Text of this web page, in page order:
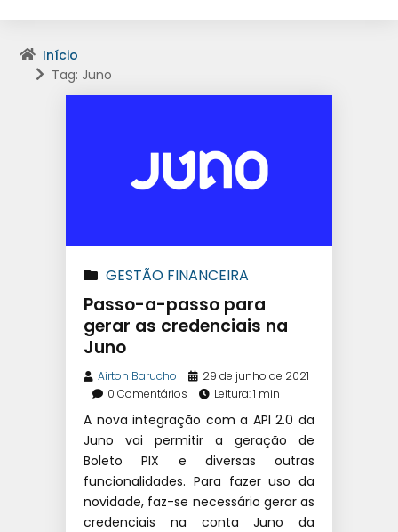
Início
Tag: Juno
GESTÃO FINANCEIRA
ESCOLAR
Passo-a-passo para
gerar as credenciais na
Juno
Airton Barucho
29 de junho de 2021
0 Comentários
Leitura: 1 min
A nova integração com a API 2.0 da
Juno vai permitir a geração de
Boleto PIX e diversas outras
funcionalidades. Para fazer uso da
novidade, faz-se necessário gerar as
credenciais na conta Juno da